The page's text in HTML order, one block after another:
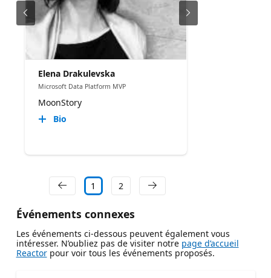
Elena Drakulevska
Microsoft Data Platform MVP
MoonStory
Bio
1 2
Événements connexes
Les événements ci-dessous peuvent également vous
intéresser. N’oubliez pas de visiter notre page d’accueil
Reactorpour voir tous les événements proposés.